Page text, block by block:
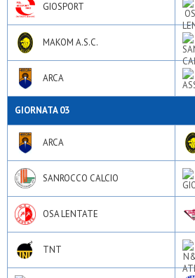
GIOSPORT
MAKOM A.S.C.
ARCA
GIORNATA 03
ARCA
SANROCCO CALCIO
OSA LENTATE
TNT